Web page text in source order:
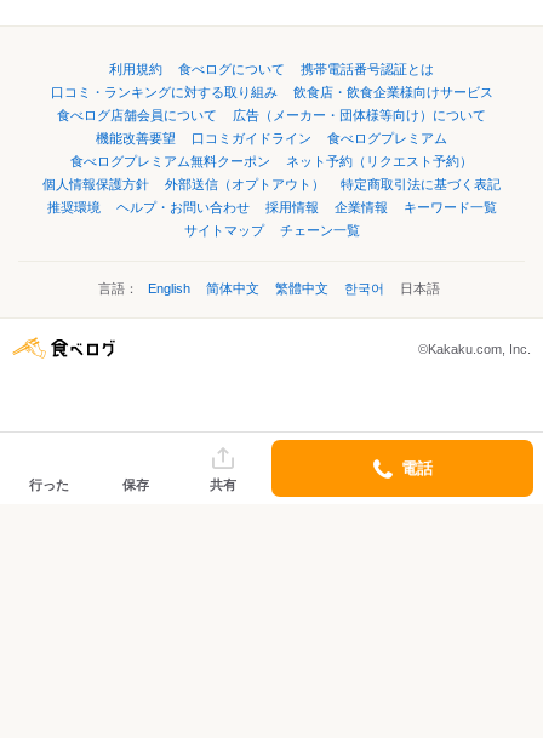
利用規約 食べログについて
携帯電話番号認証とは
口コミ・ランキングに対する取り組み
飲食店・飲食企業様向けサービス
食べログ店舗会員について
広告（メーカー・団体様等向け）について
機能改善要望
口コミガイドライン
食べログプレミアム
食べログプレミアム無料クーポン
ネット予約（リクエスト予約）
個人情報保護方針
外部送信（オプトアウト）
特定商取引法に基づく表記
推奨環境
ヘルプ・お問い合わせ 採用情報 企業情報
キーワード一覧
サイトマップ
チェーン一覧
言語： English 简体中文 繁體中文 한국어 日本語
©Kakaku.com, Inc.
行った 保存 共有
電話